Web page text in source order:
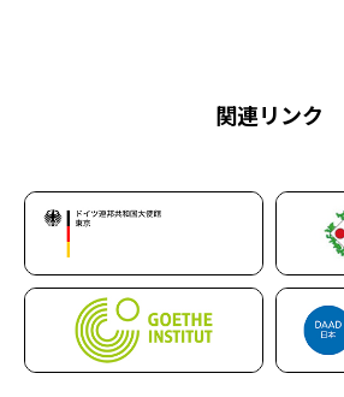
関連リンク